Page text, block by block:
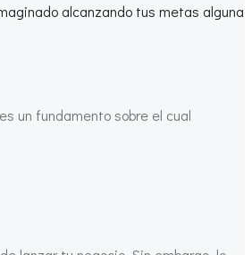
alcanzando tus metas alguna
un fundamento sobre el cual